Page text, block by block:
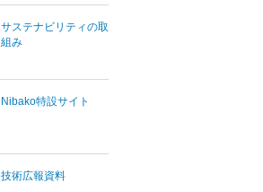
サステナビリティの取
組み
Nibako特設サイト
技術広報資料